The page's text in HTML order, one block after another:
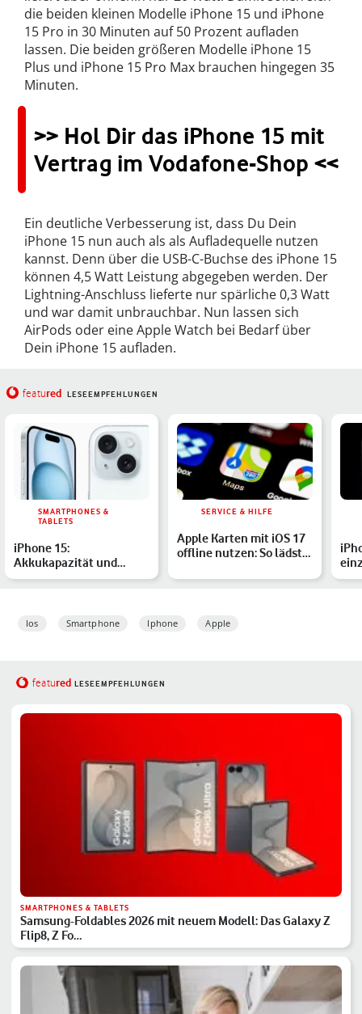
die beiden kleinen Modelle iPhone 15 und iPhone
15 Pro in 30 Minuten auf 50 Prozent aufladen
lassen. Die beiden größeren Modelle iPhone 15
Plus und iPhone 15 Pro Max brauchen hingegen 35
Minuten.
>> Hol Dir das iPhone 15 mit
Vertrag im Vodafone-Shop <<
Ein deutliche Verbesserung ist, dass Du Dein
iPhone 15 nun auch als als Aufladequelle nutzen
kannst. Denn über die USB-C-Buchse des iPhone 15
können 4,5 Watt Leistung abgegeben werden. Der
Lightning-Anschluss lieferte nur spärliche 0,3 Watt
und war damit unbrauchbar. Nun lassen sich
AirPods oder eine Apple Watch bei Bedarf über
Dein iPhone 15 aufladen.
featured LESEEMPFEHLUNGEN
SMARTPHONES &
TABLETS
iPhone 15:
Akkukapazität und
Akkulaufzeit aller
SERVICE & HILFE
Apple Karten mit iOS 17
offline nutzen: So lädst
Ios Smartphone Iphone Apple
featured LESEEMPFEHLUNGEN
SMARTPHONES & TABLETS
Samsung-Foldables 2026 mit neuem Modell: Das Galaxy Z
Flip8, Z Fo…